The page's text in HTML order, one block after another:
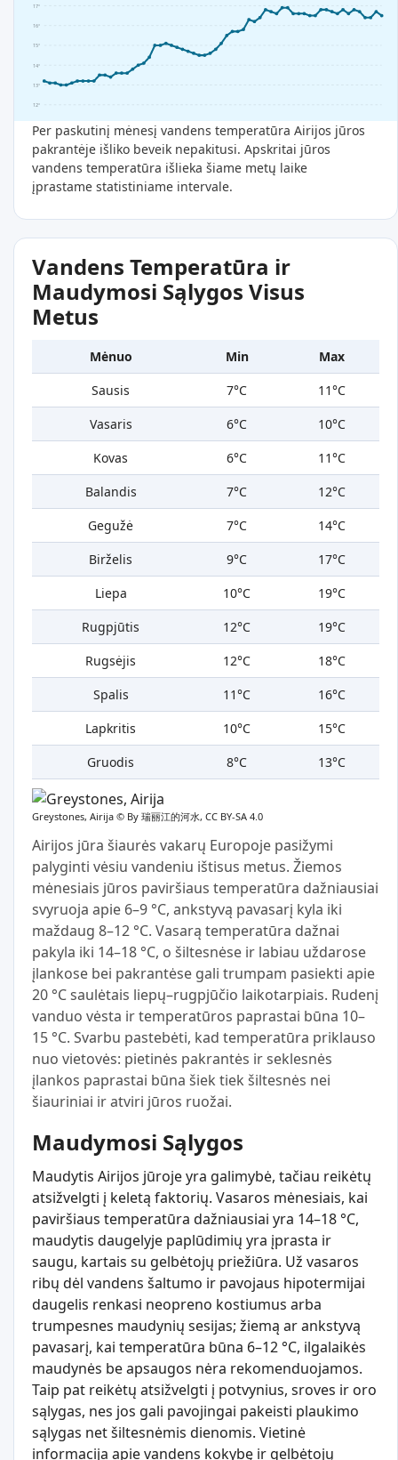
12°
13°
14°
15°
16°
17°
Per paskutinį mėnesį vandens temperatūra Airijos jūros
pakrantėje išliko beveik nepakitusi. Apskritai jūros
vandens temperatūra išlieka šiame metų laike
įprastame statistiniame intervale.
Vandens Temperatūra ir
Maudymosi Sąlygos Visus
Metus
Mėnuo Min
Max
Sausis
7°C
11°C
Vasaris
6°C
10°C
Kovas
6°C
11°C
Balandis
7°C
12°C
Gegužė
7°C
14°C
Birželis
9°C
17°C
Liepa
10°C
19°C
Rugpjūtis
12°C
19°C
Rugsėjis
12°C
18°C
Spalis
11°C
16°C
Lapkritis
10°C
15°C
Gruodis
8°C 13°C
Greystones, Airija © By 瑞丽江的河水, CC BY-SA 4.0
Airijos jūra šiaurės vakarų Europoje pasižymi
palyginti vėsiu vandeniu ištisus metus. Žiemos
mėnesiais jūros paviršiaus temperatūra dažniausiai
svyruoja apie 6–9 °C, ankstyvą pavasarį kyla iki
maždaug 8–12 °C. Vasarą temperatūra dažnai
pakyla iki 14–18 °C, o šiltesnėse ir labiau uždarose
įlankose bei pakrantėse gali trumpam pasiekti apie
20 °C saulėtais liepų–rugpjūčio laikotarpiais. Rudenį
vanduo vėsta ir temperatūros paprastai būna 10–
15 °C. Svarbu pastebėti, kad temperatūra priklauso
nuo vietovės: pietinės pakrantės ir seklesnės
įlankos paprastai būna šiek tiek šiltesnės nei
šiauriniai ir atviri jūros ruožai.
Maudymosi Sąlygos
Maudytis Airijos jūroje yra galimybė, tačiau reikėtų
atsižvelgti į keletą faktorių. Vasaros mėnesiais, kai
paviršiaus temperatūra dažniausiai yra 14–18 °C,
maudytis daugelyje paplūdimių yra įprasta ir
saugu, kartais su gelbėtojų priežiūra. Už vasaros
ribų dėl vandens šaltumo ir pavojaus hipotermijai
daugelis renkasi neopreno kostiumus arba
trumpesnes maudynių sesijas; žiemą ar ankstyvą
pavasarį, kai temperatūra būna 6–12 °C, ilgalaikės
maudynės be apsaugos nėra rekomenduojamos.
Taip pat reikėtų atsižvelgti į potvynius, sroves ir oro
sąlygas, nes jos gali pavojingai pakeisti plaukimo
sąlygas net šiltesnėmis dienomis. Vietinė
informacija apie vandens kokybę ir gelbėtojų